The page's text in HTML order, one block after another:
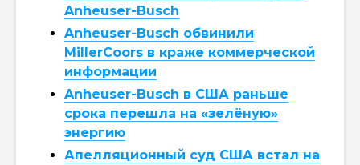
Anheuser-Busch
Anheuser-Busch обвинили
MillerCoors в краже коммерческой
информации
Anheuser-Busch в США раньше
срока перешла на «зелёную»
энергию
Апелляционный суд США встал на